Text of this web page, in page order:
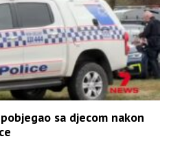
sa djecom nakon